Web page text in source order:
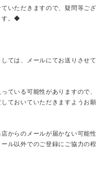
いただきますので、疑問等ござ
す。◆
ては、メールにてお送りさせて
ている可能性がありますので、
ておいていただきますようお願
からのメールが届かない可能性
ル以外でのご登録にご協力の程